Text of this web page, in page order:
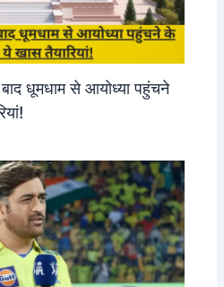
धूमधाम से आयोध्या पहुंचने